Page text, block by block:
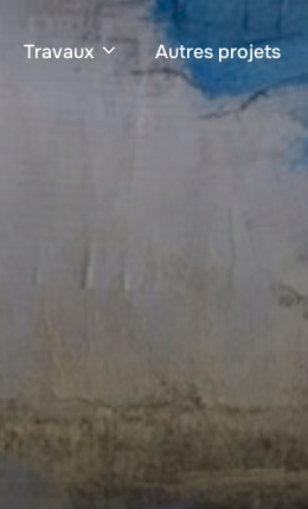
Travaux Autres projets